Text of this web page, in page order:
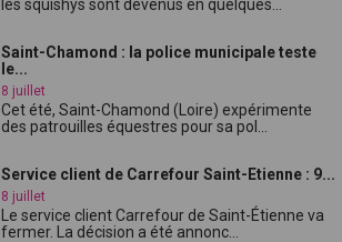
les squishys sont devenus en quelques...
Saint-Chamond : la police municipale teste
le...
8 juillet
Cet été, Saint-Chamond (Loire) expérimente
des patrouilles équestres pour sa pol...
Service client de Carrefour Saint-Etienne : 9...
8 juillet
Le service client Carrefour de Saint-Étienne va
fermer. La décision a été annonc...